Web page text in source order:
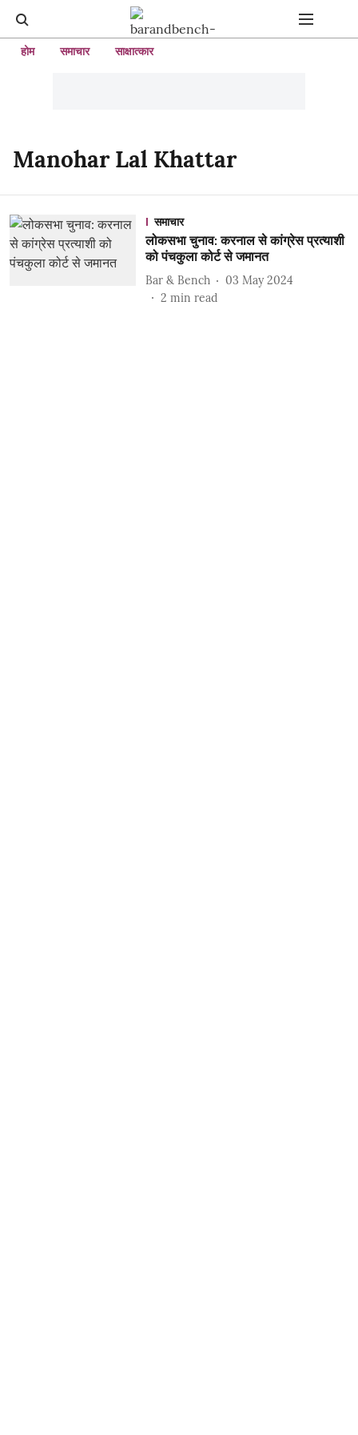
होम समाचार साक्षात्कार
Manohar Lal Khattar
समाचार
लोकसभा चुनाव: करनाल से कांग्रेस प्रत्याशी
को पंचकुला कोर्ट से जमानत
Bar & Bench
03 May 2024
2 min read